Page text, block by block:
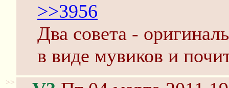
>>3956
Два совета -
в виде мувиков и
>>